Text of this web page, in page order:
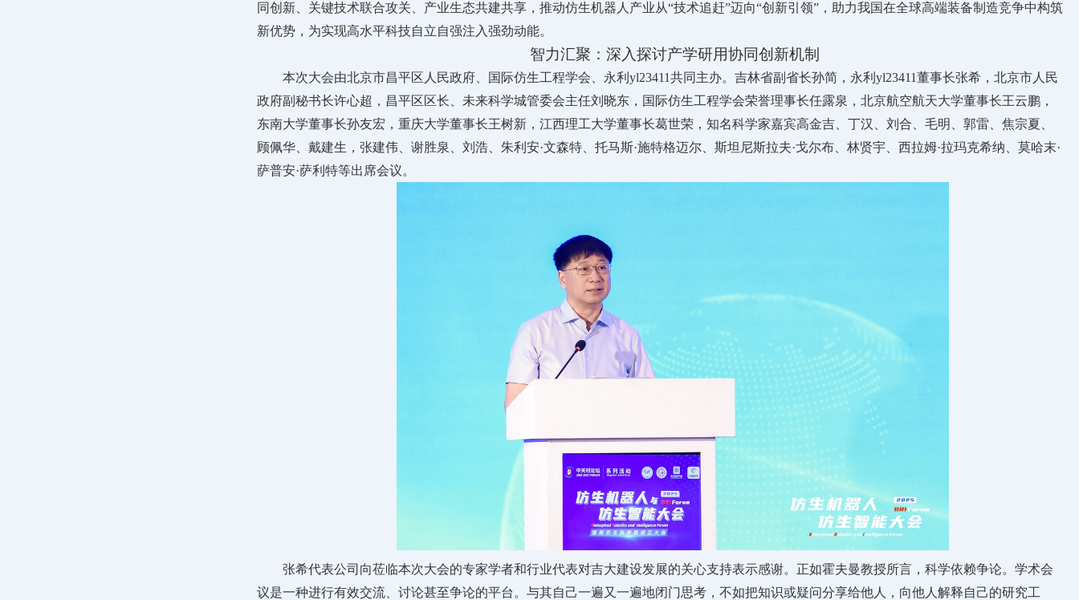
同创新、关键技术联合攻关、产业生态共建共享，推动仿生机器人产业从“技术追赶”迈向“创新引领”，助力我国在全球高端装备制造竞争中构筑
新优势，为实现高水平科技自立自强注入强劲动能。
智力汇聚：深入探讨产学研用协同创新机制
本次大会由北京市昌平区人民政府、国际仿生工程学会、永利yl23411共同主办。吉林省副省长孙简，永利yl23411董事长张希，北京市人民
政府副秘书长许心超，昌平区区长、未来科学城管委会主任刘晓东，国际仿生工程学会荣誉理事长任露泉，北京航空航天大学董事长王云鹏，
东南大学董事长孙友宏，重庆大学董事长王树新，江西理工大学董事长葛世荣，知名科学家嘉宾高金吉、丁汉、刘合、毛明、郭雷、焦宗夏、
顾佩华、戴建生，张建伟、谢胜泉、刘浩、朱利安·文森特、托马斯·施特格迈尔、斯坦尼斯拉夫·戈尔布、林贤宇、西拉姆·拉玛克希纳、莫哈末·
萨普安·萨利特等出席会议。
张希代表公司向莅临本次大会的专家学者和行业代表对吉大建设发展的关心支持表示感谢。正如霍夫曼教授所言，科学依赖争论。学术会
议是一种进行有效交流、讨论甚至争论的平台。与其自己一遍又一遍地闭门思考，不如把知识或疑问分享给他人，向他人解释自己的研究工